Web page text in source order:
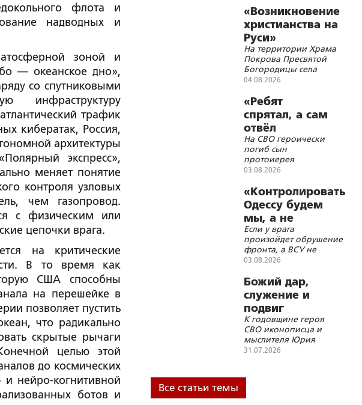
флота и
надводных и
зоной и
— океанское дно»,
со спутниковыми
инфраструктуру
трафик
кибератак, Россия,
архитектуры
экспресс»,
меняет понятие
контроля узловых
чем газопровод.
с физическим или
цепочки врага.
на критические
В то время как
США способны
на перешейке в
позволяет пустить
что радикально
скрытые рычаги
целью этой
до космических
нейро-когнитивной
ботов и
«Возникновение
христианства на
Руси»
На территории Храма
Покрова Пресвятой
Богородицы села
Покровка Ивнянского
области состоялась
лекция для беженцев с
территории Украины
04.08.2026
«Ребят
спрятал, а сам
отвёл
внимание на
себя»
На СВО героически
погиб сын
протоиерея
Александра
03.08.2026
«Контролировать
Одессу будем
мы, а не
Британия»
Если у врага
произойдет обрушение
фронта, а ВСУ не
успеют оборудовать
Днепру или по Збручу,
российские войска
могут продвинуться
очень далеко, пока
будут приниматься
условия капитуляции
03.08.2026
Божий дар,
служение и
подвиг
К годовщине героя
СВО иконописца и
мыслителя Юрия
Земцова
31.07.2026
Все статьи темы